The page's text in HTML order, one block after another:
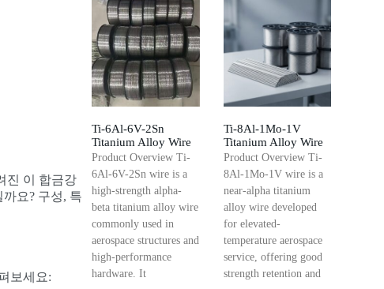
진 이 합금강
요? 구성, 특
보세요:
Ti-6Al-6V-2Sn
Titanium Alloy Wire
Product Overview Ti-
6Al-6V-2Sn wire is a
high-strength alpha-
beta titanium alloy wire
commonly used in
aerospace structures and
high-performance
hardware. It
Ti-8Al-1Mo-1V
Titanium Alloy Wire
Product Overview Ti-
8Al-1Mo-1V wire is a
near-alpha titanium
alloy wire developed
for elevated-
temperature aerospace
service, offering good
strength retention and